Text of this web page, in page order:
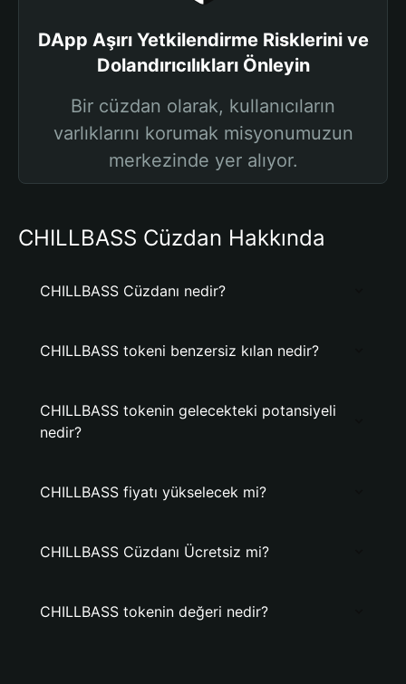
DApp Aşırı Yetkilendirme Risklerini ve
Dolandırıcılıkları Önleyin
Bir cüzdan olarak, kullanıcıların
varlıklarını korumak misyonumuzun
merkezinde yer alıyor.
CHILLBASS Cüzdan Hakkında
CHILLBASS Cüzdanı nedir?
CHILLBASS tokeni benzersiz kılan nedir?
CHILLBASS tokenin gelecekteki potansiyeli
nedir?
CHILLBASS fiyatı yükselecek mi?
CHILLBASS Cüzdanı Ücretsiz mi?
CHILLBASS tokenin değeri nedir?